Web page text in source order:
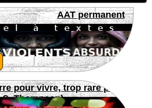
AAT permanent
pour vivre, trop rare pour
Thompson)